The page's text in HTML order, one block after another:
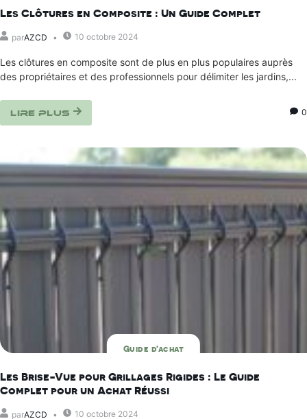
Les Clôtures en Composite : Un Guide Complet
parAZCD 10 octobre 2024
Les clôtures en composite sont de plus en plus populaires auprès
des propriétaires et des professionnels pour délimiter les jardins,...
Lire plus 0
Guide d'achat
Les Brise-Vue pour Grillages Rigides : Le Guide
Complet pour un Achat Réussi
parAZCD 10 octobre 2024